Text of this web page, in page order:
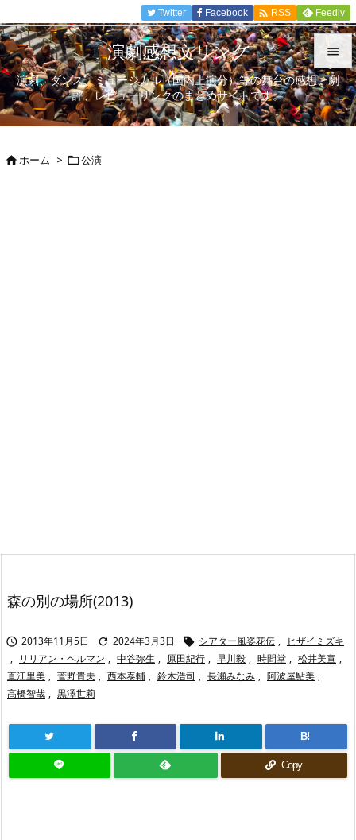


メニュ

Twitter Facebook  RSS Feedly
演劇感想文リンク
演劇、ダンス、ミュージカル（国内上演分）等の舞台の感想、劇
評、レビューリンクのまとめサイトです。
ホーム > 公演
森の別の場所(2013)
 2013年11月5日  2024年3月3日  シアター風姿花伝 , ヒザイミズキ
, リリアン・ヘルマン , 中谷弥生 , 原田紀行 , 早川毅 , 時間堂 , 松井美宣 ,
直江里美 , 菅野貴夫 , 西本泰輔 , 鈴木浩司 , 長瀬みなみ , 阿波屋鮎美 ,
髙橋智哉 , 黒澤世莉
B!
Copy